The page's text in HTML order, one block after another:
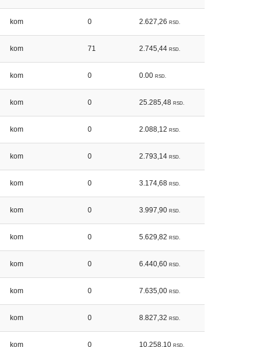
kom 0 2.627,26 RSD.
kom 71 2.745,44 RSD.
kom 0 0.00 RSD.
kom 0 25.285,48 RSD.
kom 0 2.088,12 RSD.
kom 0 2.793,14 RSD.
kom 0 3.174,68 RSD.
kom 0 3.997,90 RSD.
kom 0 5.629,82 RSD.
kom 0 6.440,60 RSD.
kom 0 7.635,00 RSD.
kom 0 8.827,32 RSD.
kom 0 10.258,10 RSD.